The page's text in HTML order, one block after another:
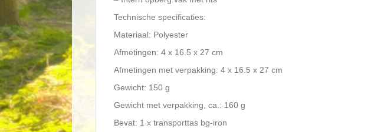
Technische specificaties:
Materiaal: Polyester
Afmetingen: 4 x 16.5 x 27 cm
Afmetingen met verpakking: 4 x 16.5 x 27 cm
Gewicht: 150 g
Gewicht met verpakking, ca.: 160 g
Bevat: 1 x transporttas bg-iron